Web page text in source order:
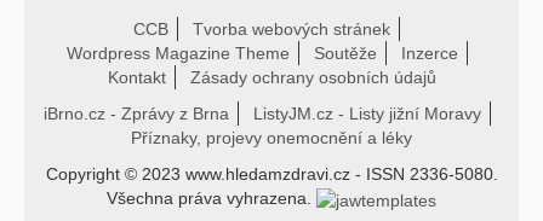
CCB
Tvorba webových stránek
Wordpress Magazine Theme
Soutěže
Inzerce
Kontakt
Zásady ochrany osobních údajů
iBrno.cz - Zprávy z Brna
ListyJM.cz - Listy jižní Moravy
Příznaky, projevy onemocnění a léky
Copyright © 2023 www.hledamzdravi.cz - ISSN 2336-5080.
Všechna práva vyhrazena.